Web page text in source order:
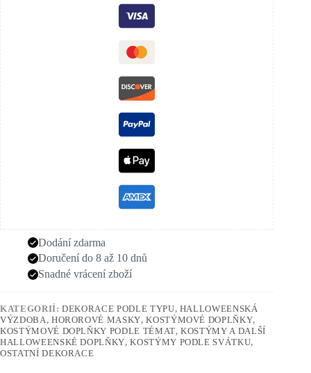
Dodání zdarma
Doručení do 8 až 10 dnů
Snadné vrácení zboží
KATEGORIÍ:DEKORACE PODLE TYPU, HALLOWEENSKÁ
VÝZDOBA, HOROROVÉ MASKY,KOSTÝMOVÉ DOPLŇKY,
KOSTÝMOVÉ DOPLŇKY PODLE TÉMAT,KOSTÝMY A DALŠÍ
HALLOWEENSKÉ DOPLŇKY,KOSTÝMY PODLE SVÁTKU,
OSTATNÍ DEKORACE